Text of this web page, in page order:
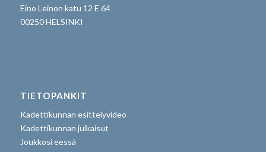
Eino Leinon katu 12 E 64
00250 HELSINKI
TIETOPANKIT
Kadettikunnan esittelyvideo
Kadettikunnan julkaisut
Joukkosi eessä